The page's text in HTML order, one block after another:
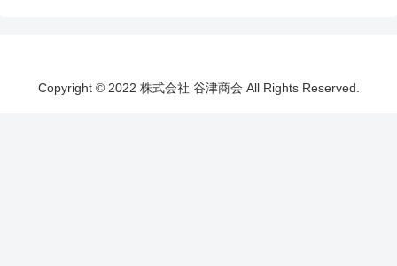
Copyright © 2022 株式会社 谷津商会 All Rights Reserved.